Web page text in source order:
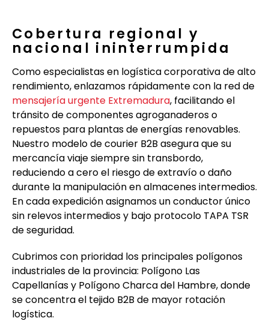
Cobertura regional y
nacional ininterrumpida
Como especialistas en logística corporativa de alto
rendimiento, enlazamos rápidamente con la red de
mensajería urgente Extremadura, facilitando el
tránsito de componentes agroganaderos o
repuestos para plantas de energías renovables.
Nuestro modelo de courier B2B asegura que su
mercancía viaje siempre sin transbordo,
reduciendo a cero el riesgo de extravío o daño
durante la manipulación en almacenes intermedios.
En cada expedición asignamos un conductor único
sin relevos intermedios y bajo protocolo TAPA TSR
de seguridad.
Cubrimos con prioridad los principales polígonos
industriales de la provincia: Polígono Las
Capellanías y Polígono Charca del Hambre, donde
se concentra el tejido B2B de mayor rotación
logística.